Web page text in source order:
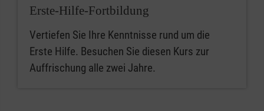
Erste-Hilfe-Fortbildung
Vertiefen Sie Ihre Kenntnisse rund um die
Erste Hilfe. Besuchen Sie diesen Kurs zur
Auffrischung alle zwei Jahre.